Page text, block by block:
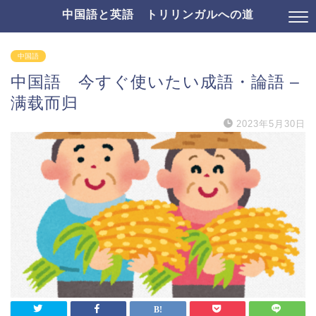
中国語と英語 トリリンガルへの道
中国語
中国語 今すぐ使いたい成語・論語 –
满载而归
2023年5月30日